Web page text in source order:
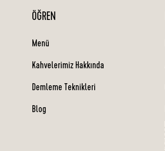
ÖĞREN
Menü
Kahvelerimiz Hakkında
Demleme Teknikleri
Blog